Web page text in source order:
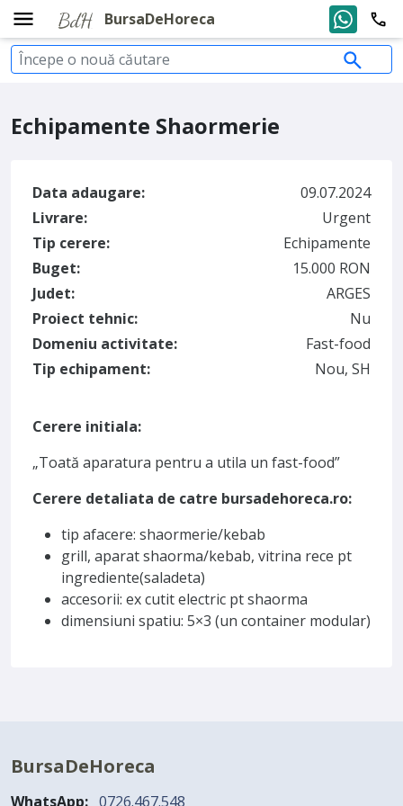
BursaDeHoreca
Echipamente Shaormerie
Data adaugare:
09.07.2024
Livrare:
Urgent
Tip cerere:
Echipamente
Buget:
15.000 RON
Judet:
ARGES
Proiect tehnic:
Nu
Domeniu activitate:
Fast-food
Tip echipament:
Nou, SH
Cerere initiala:
„Toată aparatura pentru a utila un fast-food”
Cerere detaliata de catre bursadehoreca.ro:
tip afacere: shaormerie/kebab
grill, aparat shaorma/kebab, vitrina rece pt
ingrediente(saladeta)
accesorii: ex cutit electric pt shaorma
dimensiuni spatiu: 5×3 (un container modular)
BursaDeHoreca
WhatsApp: 0726.467.548